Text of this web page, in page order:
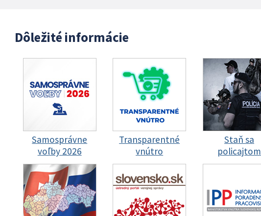
Dôležité informácie
Samosprávne
voľby 2026
Transparentné
vnútro
Staň sa
policajtom